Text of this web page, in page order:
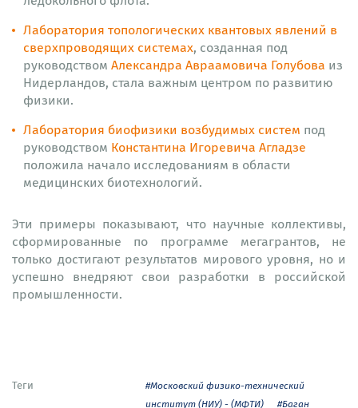
Лаборатория топологических квантовых явлений в
сверхпроводящих системах, созданная под
руководством Александра Авраамовича Голубова из
Нидерландов, стала важным центром по развитию
физики.
Лаборатория биофизики возбудимых систем под
руководством Константина Игоревича Агладзе
положила начало исследованиям в области
медицинских биотехнологий.
Эти примеры показывают, что научные коллективы,
сформированные по программе мегагрантов, не
только достигают результатов мирового уровня, но и
успешно внедряют свои разработки в российской
промышленности.
Теги
#Московский физико-технический
институт (НИУ) - (МФТИ)
#Баган